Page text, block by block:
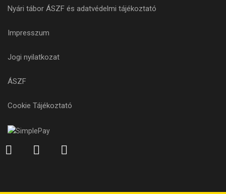
Nyári tábor ÁSZF és adatvédelmi tájékoztató
Impresszum
Jogi nyilatkozat
ÁSZF
Cookie Tájékoztató